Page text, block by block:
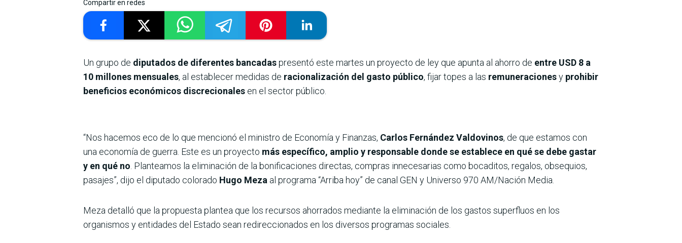
Compartir en redes
Un grupo de diputados de diferentes bancadaspresentó este martes un proyecto de ley que apunta al ahorro de entre USD 8 a
10 millones mensuales, al establecer medidas de racionalización del gasto público, fijar topes a las remuneracionesy prohibir
beneficios económicos discrecionales en el sector público.
“Nos hacemos eco de lo que mencionó el ministro de Economía y Finanzas, Carlos Fernández Valdovinos, de que estamos con
una economía de guerra. Este es un proyecto más específico, amplio y responsable donde se establece en qué se debe gastar
y en qué no. Planteamos la eliminación de la bonificaciones directas, compras innecesarias como bocaditos, regalos, obsequios,
pasajes”, dijo el diputado colorado Hugo Meza al programa “Arriba hoy” de canal GEN y Universo 970 AM/Nación Media.
Meza detalló que la propuesta plantea que los recursos ahorrados mediante la eliminación de los gastos superfluos en los
organismos y entidades del Estado sean redireccionados en los diversos programas sociales.